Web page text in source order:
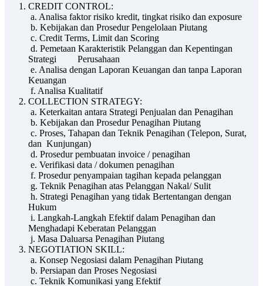
CREDIT CONTROL:
a. Analisa faktor risiko kredit, tingkat risiko dan exposure
b. Kebijakan dan Prosedur Pengelolaan Piutang
c. Credit Terms, Limit dan Scoring
d. Pemetaan Karakteristik Pelanggan dan Kepentingan
Strategi Perusahaan
e. Analisa dengan Laporan Keuangan dan tanpa Laporan
Keuangan
f. Analisa Kualitatif
COLLECTION STRATEGY:
a. Keterkaitan antara Strategi Penjualan dan Penagihan
b. Kebijakan dan Prosedur Penagihan Piutang
c. Proses, Tahapan dan Teknik Penagihan (Telepon, Surat,
dan Kunjungan)
d. Prosedur pembuatan invoice / penagihan
e. Verifikasi data / dokumen penagihan
f. Prosedur penyampaian tagihan kepada pelanggan
g. Teknik Penagihan atas Pelanggan Nakal/ Sulit
h. Strategi Penagihan yang tidak Bertentangan dengan
Hukum
i. Langkah-Langkah Efektif dalam Penagihan dan
Menghadapi Keberatan Pelanggan
j. Masa Daluarsa Penagihan Piutang
NEGOTIATION SKILL:
a. Konsep Negosiasi dalam Penagihan Piutang
b. Persiapan dan Proses Negosiasi
c. Teknik Komunikasi yang Efektif